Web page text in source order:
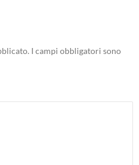
I campi obbligatori sono